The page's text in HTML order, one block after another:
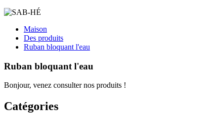
Maison
Des produits
Ruban bloquant l'eau
Ruban bloquant l'eau
Bonjour, venez consulter nos produits !
Catégories